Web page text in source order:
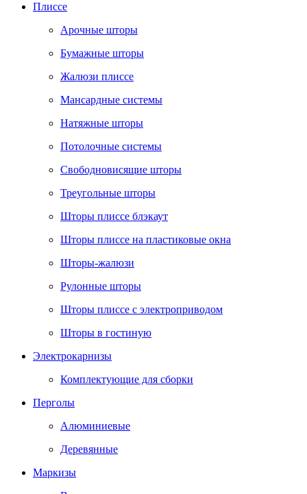
Плиссе
Арочные шторы
Бумажные шторы
Жалюзи плиссе
Мансардные системы
Натяжные шторы
Потолочные системы
Свободновисящие шторы
Треугольные шторы
Шторы плиссе блэкаут
Шторы плиссе на пластиковые окна
Шторы-жалюзи
Рулонные шторы
Шторы плиссе с электроприводом
Шторы в гостиную
Электрокарнизы
Комплектующие для сборки
Перголы
Алюминиевые
Деревянные
Маркизы